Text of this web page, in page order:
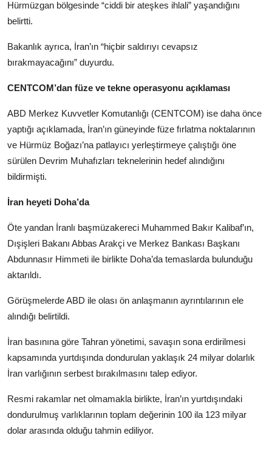
Hürmüzgan bölgesinde “ciddi bir ateşkes ihlali” yaşandığını
belirtti.
Bakanlık ayrıca, İran’ın “hiçbir saldırıyı cevapsız
bırakmayacağını” duyurdu.
CENTCOM’dan füze ve tekne operasyonu açıklaması
ABD Merkez Kuvvetler Komutanlığı (CENTCOM) ise daha önce
yaptığı açıklamada, İran’ın güneyinde füze fırlatma noktalarının
ve Hürmüz Boğazı’na patlayıcı yerleştirmeye çalıştığı öne
sürülen Devrim Muhafızları teknelerinin hedef alındığını
bildirmişti.
İran heyeti Doha’da
Öte yandan İranlı başmüzakereci Muhammed Bakır Kalibaf’ın,
Dışişleri Bakanı Abbas Arakçi ve Merkez Bankası Başkanı
Abdunnasır Himmeti ile birlikte Doha’da temaslarda bulunduğu
aktarıldı.
Görüşmelerde ABD ile olası ön anlaşmanın ayrıntılarının ele
alındığı belirtildi.
İran basınına göre Tahran yönetimi, savaşın sona erdirilmesi
kapsamında yurtdışında dondurulan yaklaşık 24 milyar dolarlık
İran varlığının serbest bırakılmasını talep ediyor.
Resmi rakamlar net olmamakla birlikte, İran’ın yurtdışındaki
dondurulmuş varlıklarının toplam değerinin 100 ila 123 milyar
dolar arasında olduğu tahmin ediliyor.